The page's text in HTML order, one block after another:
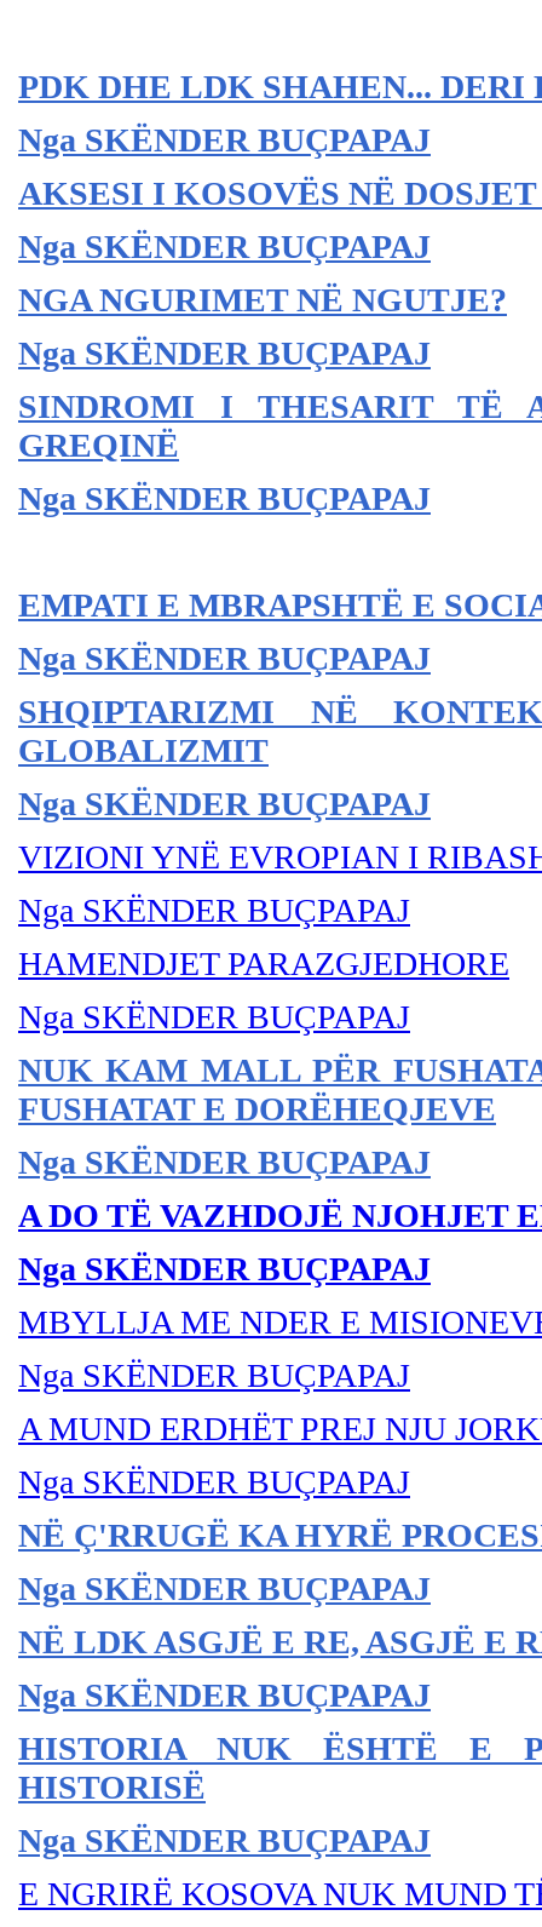
PDK DHE LDK SHAHEN... DERI
Nga SKËNDER BUÇPAPAJ
AKSESI I KOSOVËS NË
Nga SKËNDER BUÇPAPAJ
NGA NGURIMET NË NGUTJE?
Nga SKËNDER BUÇPAPAJ
SINDROMI I THESARIT TË
GREQINË
Nga SKËNDER BUÇPAPAJ
EMPATI E MBRAPSHTË E
Nga SKËNDER BUÇPAPAJ
SHQIPTARIZMI NË
GLOBALIZMIT
Nga SKËNDER BUÇPAPAJ
VIZIONI YNË EVROPIAN I
Nga SKËNDER BUÇPAPAJ
HAMENDJET PARAZGJEDHORE
Nga SKËNDER BUÇPAPAJ
NUK KAM MALL PËR
FUSHATAT E DORËHEQJEVE
Nga SKËNDER BUÇPAPAJ
A DO TË VAZHDOJË NJOHJET
Nga SKËNDER BUÇPAPAJ
MBYLLJA ME NDER E
Nga SKËNDER BUÇPAPAJ
A MUND ERDHËT PREJ NJU
Nga SKËNDER BUÇPAPAJ
NË Ç'RRUGË KA HYRË
Nga SKËNDER BUÇPAPAJ
NË LDK ASGJË E RE, ASGJË E
Nga SKËNDER BUÇPAPAJ
HISTORIA NUK ËSHTË E
HISTORISË
Nga SKËNDER BUÇPAPAJ
E NGRIRË KOSOVA NUK MUND